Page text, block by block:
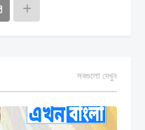
সবগুলো দেখুন